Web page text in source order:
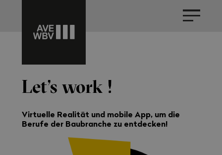
Let’s work !
Virtuelle Realität und mobile App, um die
Berufe der Baubranche zu entdecken!